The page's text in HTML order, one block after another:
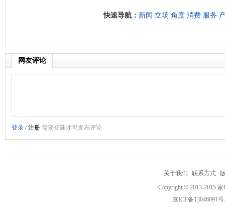
快速导航： 新闻 立场 角度 消费 服务
网友评论
关于我们 联系方式
Copyright © 2013-2015
京ICP备13046091号